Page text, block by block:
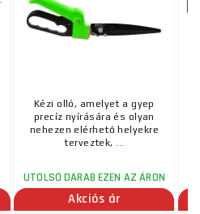
Kézi olló, amelyet a gyep
precíz nyírására és olyan
nehezen elérhető helyekre
terveztek, ...
UTOLSÓ DARAB EZEN AZ ÁRON
Akciós ár